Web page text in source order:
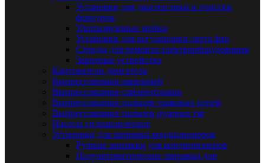
Установки для диагностики и очистки
форсунок
Ультразвуковые мойки
Установки для регулировки света фар
Стенды для ремонта электрооборудования
Зарядные устройства
Кантователи двигателя
Выпрессовщики шкворней
Выпрессовщики сайлентблоков
Выпрессовщики пальцев траковых цепей
Выпрессовщики пальцев рулевых тяг
Насосы гидравлические
Установки для заправки кондиционеров
Ручные заправки для кондиционеров
Полуавтоматические заправки для